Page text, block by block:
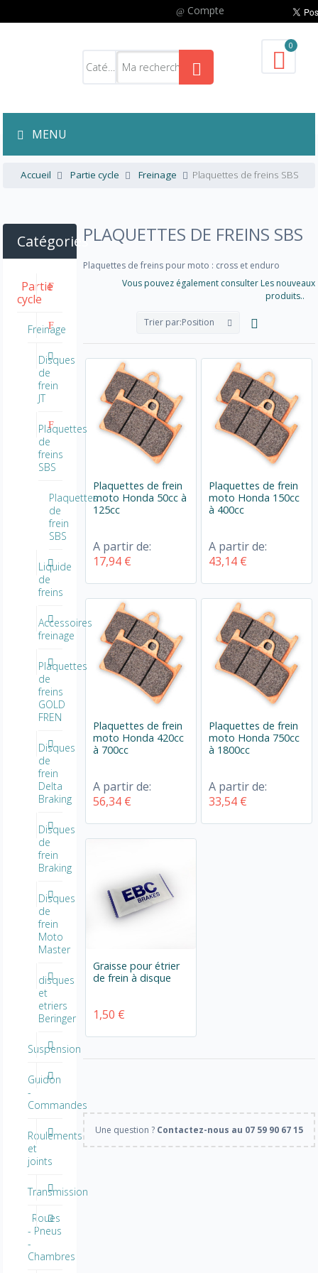
Compte
0
MENU
Accueil Partie cycle Freinage Plaquettes de freins SBS
PLAQUETTES DE FREINS SBS
Plaquettes de freins pour moto : cross et enduro
Vous pouvez également consulter Les nouveaux
produits..
Trier par:Position
Plaquettes de frein
moto Honda 50cc à
125cc
A partir de:
17,94 €
Plaquettes de frein
moto Honda 150cc
à 400cc
A partir de:
43,14 €
Plaquettes de frein
moto Honda 420cc
à 700cc
A partir de:
56,34 €
Plaquettes de frein
moto Honda 750cc
à 1800cc
A partir de:
33,54 €
Graisse pour étrier
de frein à disque
1,50 €
Une question ? Contactez-nous au 07 59 90 67 15
Catégories
Partie
cycle
Freinage
Disques
de
frein
JT
Plaquettes
de
freins
SBS
Plaquettes
de
frein
SBS
Liquide
de
freins
Accessoires
freinage
Plaquettes
de
freins
GOLD
FREN
Disques
de
frein
Delta
Braking
Disques
de
frein
Braking
Disques
de
frein
Moto
Master
disques
et
etriers
Beringer
Suspension
Guidon
-
Commandes
Roulements
et
joints
Transmission
Roues
- Pneus
-
Chambres